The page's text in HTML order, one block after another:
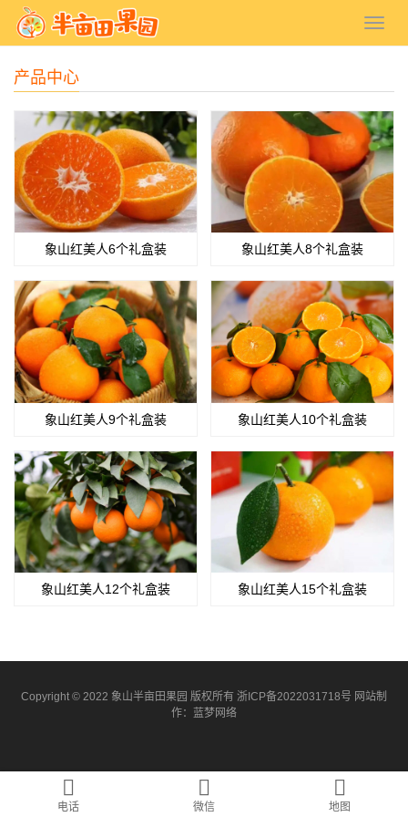
产品中心
象山红美人6个礼盒装 象山红美人8个礼盒装
象山红美人9个礼盒装 象山红美人10个礼盒装
象山红美人12个礼盒装 象山红美人15个礼盒装
Copyright © 2022 象山半亩田果园 版权所有 浙ICP备2022031718号 网站制
作： 蓝梦网络
电话 微信 地图